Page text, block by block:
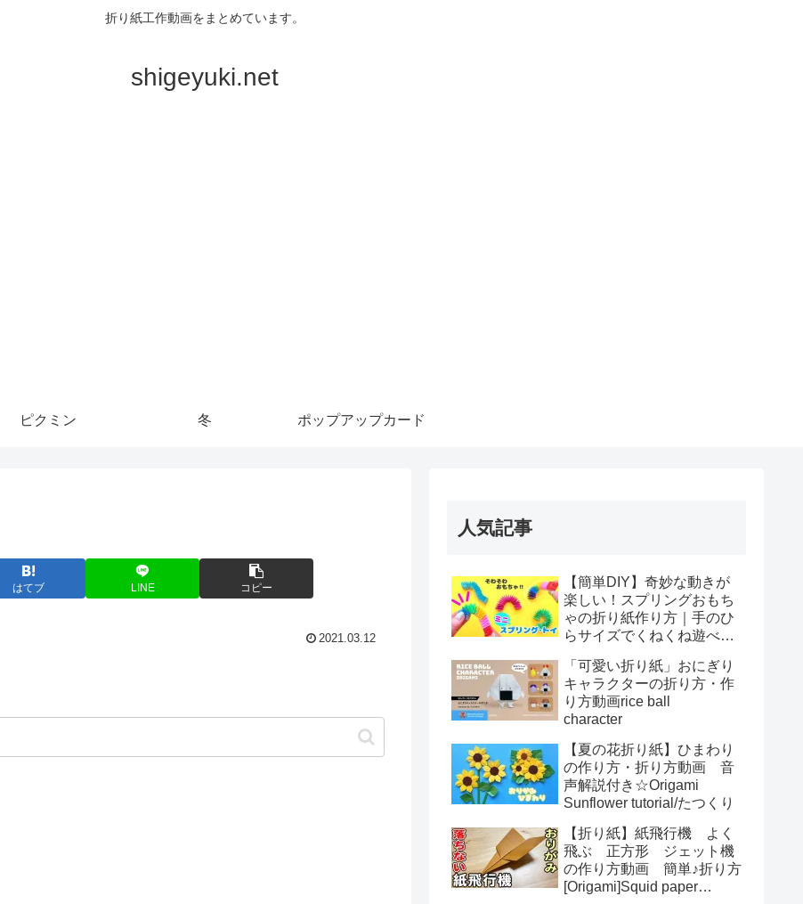
折り紙工作動画をまとめています。
shigeyuki.net
ピクミン 冬 ポップアップカード
はてブ LINE コピー
2021.03.12
人気記事
【簡単DIY】奇妙な動きが
楽しい！スプリングおもち
ゃの折り紙作り方｜手のひ
らサイズでくねくね遊べ
toys Origami
「可愛い折り紙」おにぎり
キャラクターの折り方・作
り方動画rice ball
character
【夏の花折り紙】ひまわり
の作り方・折り方動画 音
声解説付き☆Origami
Sunflower tutorial/たつくり
【折り紙】紙飛行機 よく
飛ぶ 正方形 ジェット機
の作り方動画 簡単♪折り方
[Origami]Squid paper